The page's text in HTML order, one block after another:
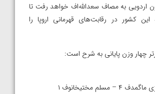
به مصاف سعدالله‌اف خواهد رفت تا
این کشور در رقابت‌های قهرمانی اروپا را
چهار وزن پایانی به شرح است:
مسلم مختیخانوف ۱